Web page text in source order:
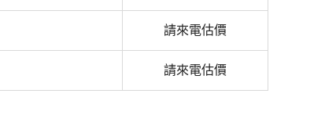
請來電估價
請來電估價